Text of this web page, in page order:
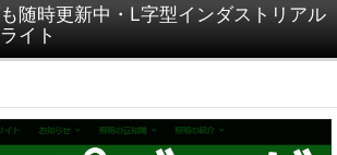
随時更新中・L字型インダストリアル
イト